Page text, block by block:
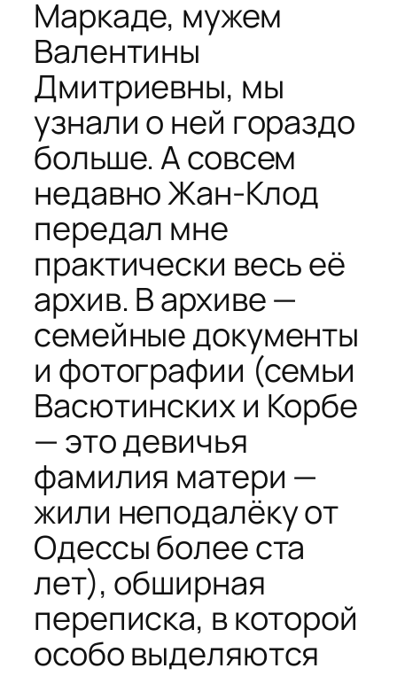
Маркаде, мужем
Валентины
Дмитриевны, мы
узнали о ней гораздо
больше. А совсем
недавно Жан-Клод
передал мне
практически весь её
архив. В архиве —
семейные документы
и фотографии (семьи
Васютинских и Корбе
— это девичья
фамилия матери —
жили неподалёку от
Одессы более ста
лет), обширная
переписка, в которой
особо выделяются